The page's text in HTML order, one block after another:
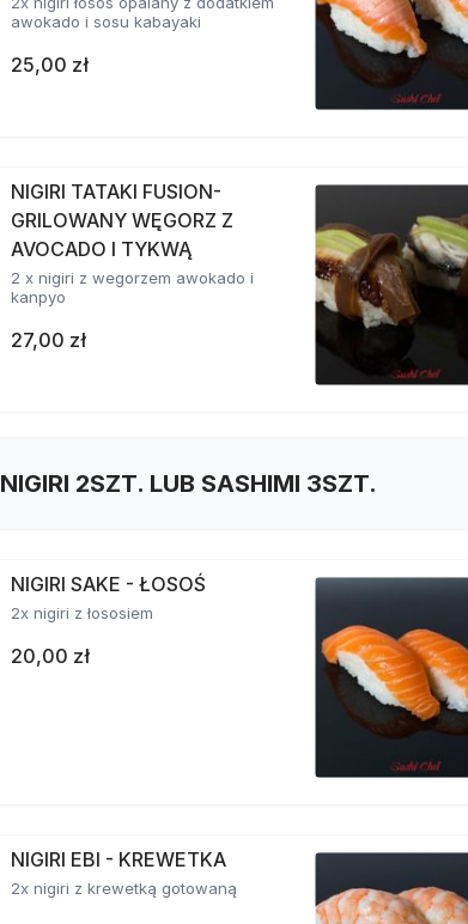
awokado i sosu kabayaki
25,00 zł
NIGIRI TATAKI FUSION-
GRILOWANY WĘGORZ Z
AVOCADO I TYKWĄ
2 x nigiri z wegorzem awokado i
kanpyo
27,00 zł
NIGIRI 2SZT. LUB SASHIMI 3SZT.
NIGIRI SAKE - ŁOSOŚ
2x nigiri z łososiem
20,00 zł
NIGIRI EBI - KREWETKA
2x nigiri z krewetką gotowaną